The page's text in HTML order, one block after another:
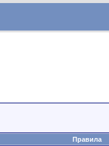
Правила